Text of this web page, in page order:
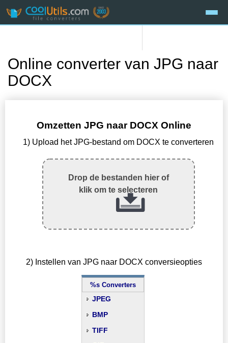
Online converter van JPG naar
DOCX
Omzetten JPG naar DOCX Online
1) Upload het JPG-bestand om DOCX te converteren
Drop de bestanden hier of
klik om te selecteren
2) Instellen van JPG naar DOCX conversieopties
%s Converters
JPEG
BMP
TIFF